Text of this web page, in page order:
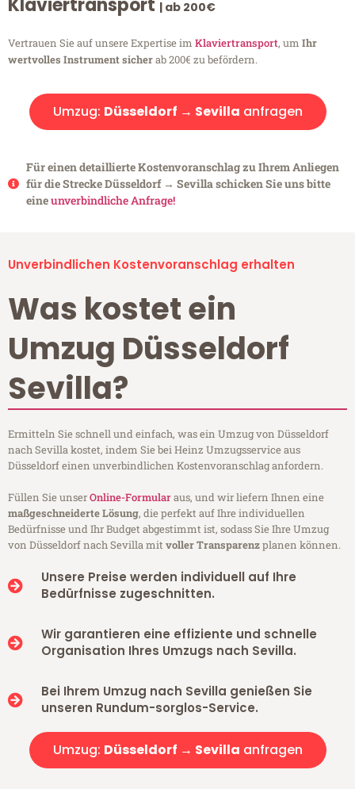
Klaviertransport | ab 200€
Vertrauen Sie auf unsere Expertise im Klaviertransport, um Ihr
wertvolles Instrument sicherab 200€ zu befördern.
Umzug: Düsseldorf → Sevilla anfragen
Für einen detaillierte Kostenvoranschlag zu Ihrem Anliegen
für die Strecke Düsseldorf → Sevilla schicken Sie uns bitte
eineunverbindliche Anfrage!
Unverbindlichen Kostenvoranschlag erhalten
Was kostet ein
Umzug Düsseldorf
Sevilla?
Ermitteln Sie schnell und einfach, was ein Umzug von Düsseldorf
nach Sevilla kostet, indem Sie bei Heinz Umzugsservice aus
Düsseldorf einen unverbindlichen Kostenvoranschlag anfordern.
Füllen Sie unserOnline-Formularaus, und wir liefern Ihnen eine
maßgeschneiderte Lösung, die perfekt auf Ihre individuellen
Bedürfnisse und Ihr Budget abgestimmt ist, sodass Sie Ihre Umzug
von Düsseldorf nach Sevilla mitvoller Transparenzplanen können.
Unsere Preise werden individuell auf Ihre
Bedürfnisse zugeschnitten.
Wir garantieren eine effiziente und schnelle
Organisation Ihres Umzugs nach Sevilla.
Bei Ihrem Umzug nach Sevilla genießen Sie
unseren Rundum-sorglos-Service.
Umzug: Düsseldorf → Sevilla anfragen